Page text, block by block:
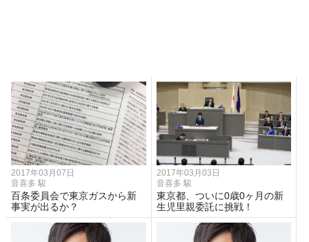
2017年03月07日
音喜多 駿
百条委員会で東京ガスから新
事実が出るか？
2017年03月03日
音喜多 駿
東京都、ついに0歳0ヶ月の新
生児里親委託に挑戦！